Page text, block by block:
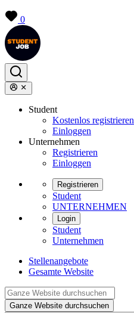
0
Student
Kostenlos registrieren
Einloggen
Unternehmen
Registrieren
Einloggen
Registrieren
Student
UNTERNEHMEN
Login
Student
Unternehmen
Stellenangebote
Gesamte Website